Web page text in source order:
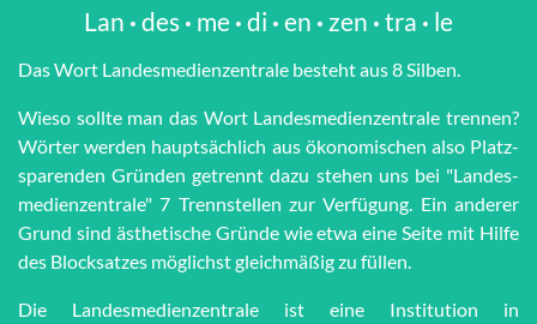
Lan · des · me · di · en · zen · tra · le
Das Wort Lan­des­me­di­en­zen­tra­le besteht aus 8 Silben.
Wieso sollte man das Wort Lan­des­me­di­en­zen­tra­le trennen?
Wörter werden haupt­sächlich aus öko­no­mi­schen also Platz­
spar­en­den Grün­den getrennt dazu stehen uns bei "Lan­des­
me­di­en­zen­tra­le" 7 Trenn­stel­len zur Ver­fü­gung. Ein anderer
Grund sind äs­the­tische Grün­de wie et­wa eine Seite mit Hilfe
des Block­satzes möglichst gleich­mä­ßig zu füllen.
Die Landesmedienzentrale ist eine Institution in